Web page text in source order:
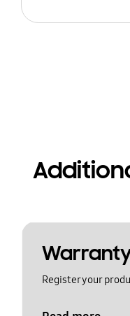
Register your